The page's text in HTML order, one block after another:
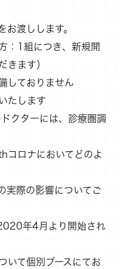
渡しします。
：1組につき、新規開
きます）
しておりません
たします
クターには、診療圏調
コロナにおいてどのよ
実際の影響についてご
年4月より開始され
いて個別ブースにてお